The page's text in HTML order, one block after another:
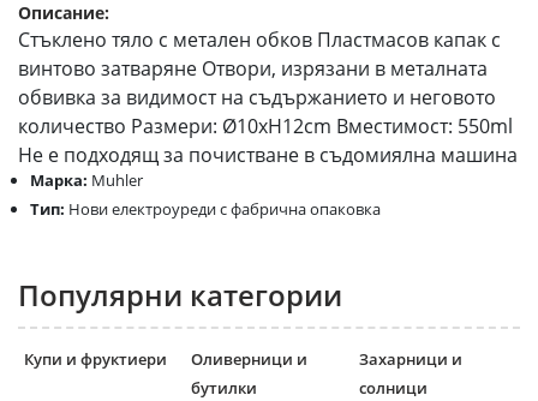
Описание:
Стъклено тяло с метален обков Пластмасов капак с
винтово затваряне Отвори, изрязани в металната
обвивка за видимост на съдържанието и неговото
количество Размери: Ø10xH12cm Вместимост: 550ml
Не е подходящ за почистване в съдомиялна машина
Марка: Muhler
Тип: Нови електроуреди с фабрична опаковка
Популярни категории
Купи и фруктиери
Оливерници и
бутилки
Захарници и
солници